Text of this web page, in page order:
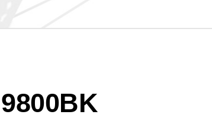
9800BK